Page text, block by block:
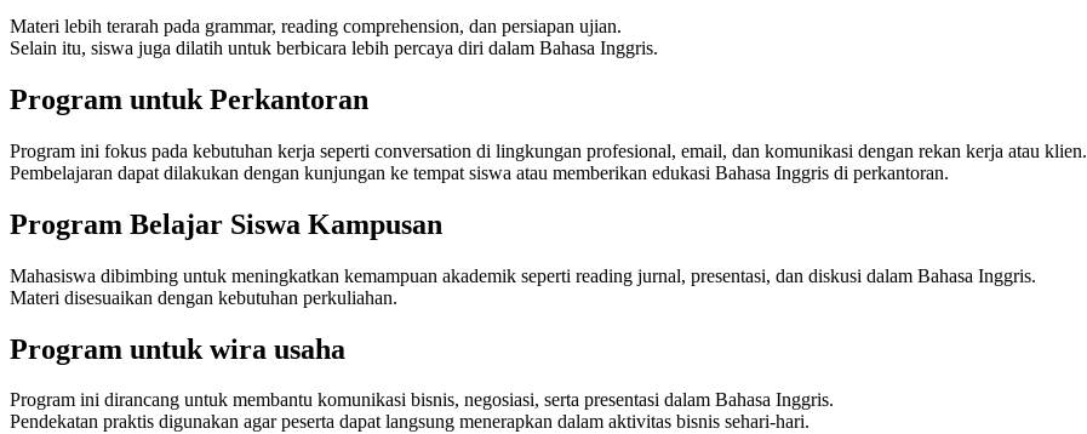
Materi lebih terarah pada grammar, reading comprehension, dan persiapan ujian.
Selain itu, siswa juga dilatih untuk berbicara lebih percaya diri dalam Bahasa Inggris.
Program untuk Perkantoran
Program ini fokus pada kebutuhan kerja seperti conversation di lingkungan profesional, email, dan komunikasi dengan rekan kerja atau klien.
Pembelajaran dapat dilakukan dengan kunjungan ke tempat siswa atau memberikan edukasi Bahasa Inggris di perkantoran.
Program Belajar Siswa Kampusan
Mahasiswa dibimbing untuk meningkatkan kemampuan akademik seperti reading jurnal, presentasi, dan diskusi dalam Bahasa Inggris.
Materi disesuaikan dengan kebutuhan perkuliahan.
Program untuk wira usaha
Program ini dirancang untuk membantu komunikasi bisnis, negosiasi, serta presentasi dalam Bahasa Inggris.
Pendekatan praktis digunakan agar peserta dapat langsung menerapkan dalam aktivitas bisnis sehari-hari.